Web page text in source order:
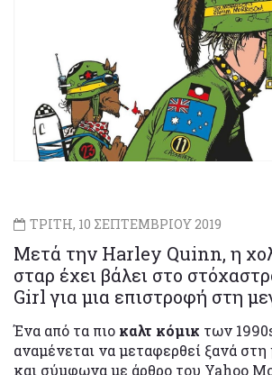
ΤΡΙΤΗ, 10 ΣΕΠΤΕΜΒΡΙΟΥ 2019
Μετά την Harley Quinn, η
σταρ έχει βάλει στο
Girl για μια επιστροφή στη
Ένα από τα πιο καλτ κόμικ των
αναμένεται να μεταφερθεί ξανά
και σύμφωνα με άρθρο του Yahoo